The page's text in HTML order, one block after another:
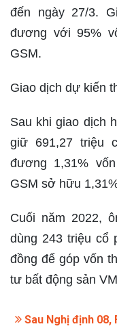
đến ngày 27/3.
đương với 95%
GSM.
Giao dịch dự kiến
Sau khi giao dịch
giữ 691,27 triệu
đương 1,31%
GSM sở hữu
Cuối năm 2022,
dùng 243 triệu cổ
đồng để góp vốn
tư bất động sản
Sau Nghị định